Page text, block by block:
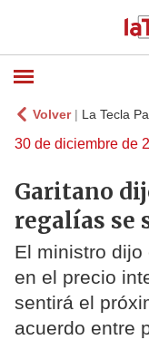
Volver| La Tecla
30 de diciembre de
Garitano
regalías se
El ministro
en el precio
sentirá el
acuerdo entre